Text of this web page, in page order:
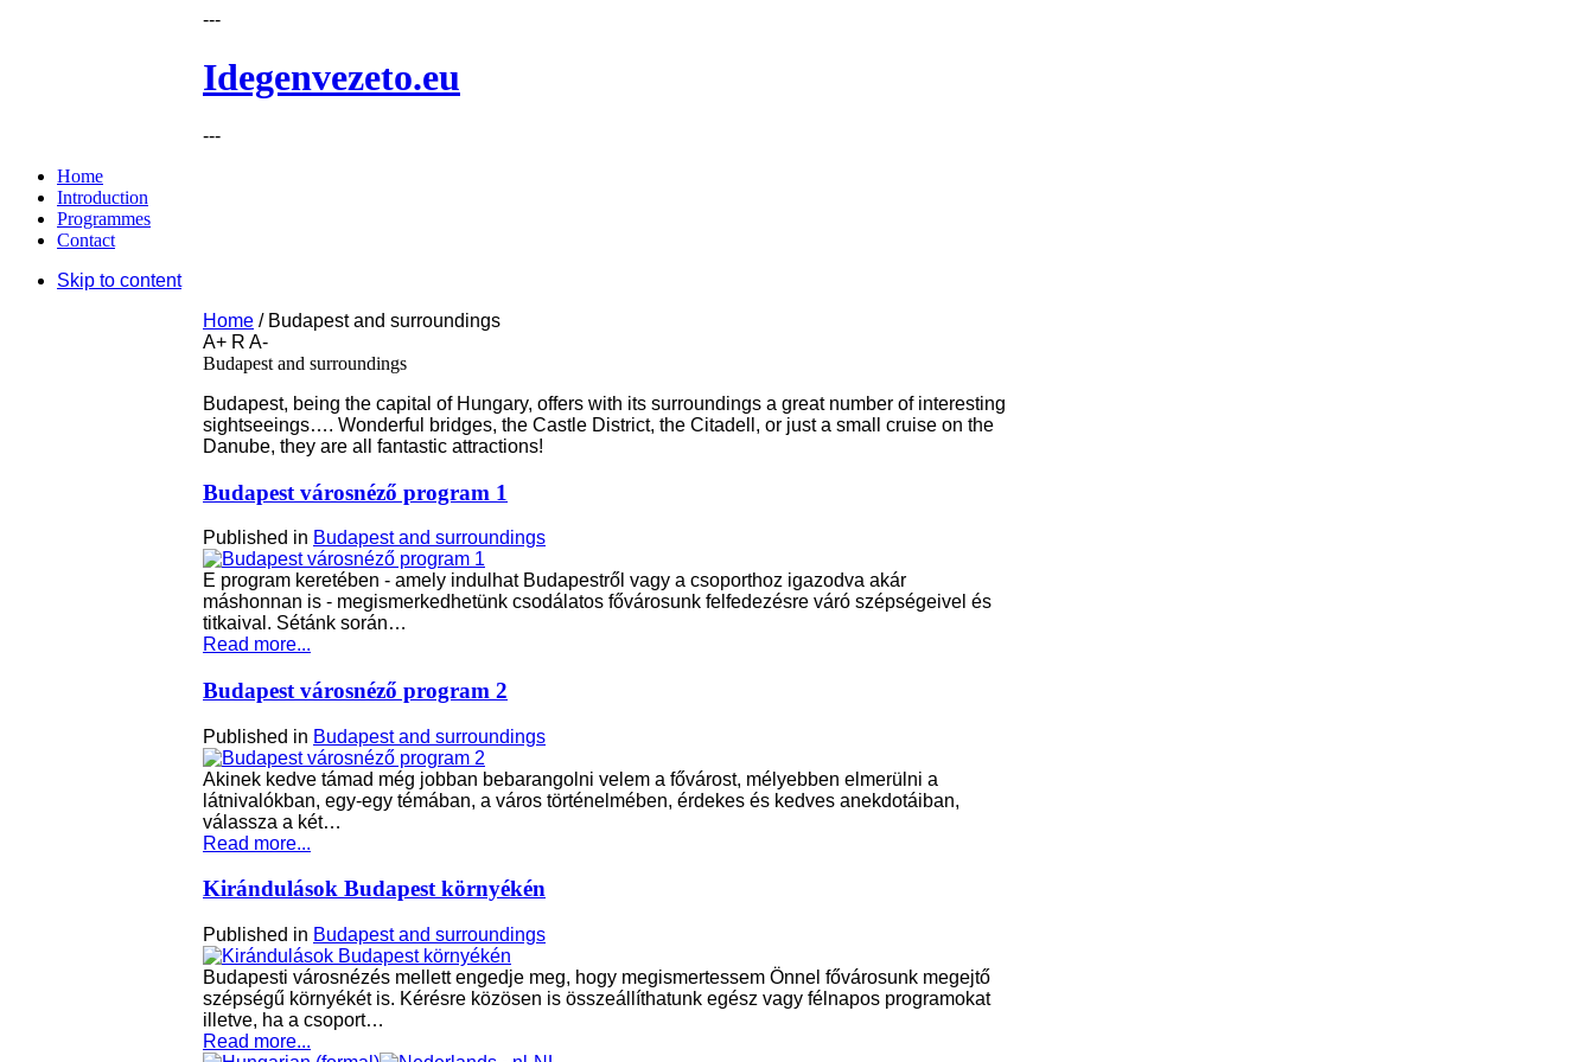
---
Idegenvezeto.eu
---
Home
Introduction
Programmes
Contact
Skip to content
Home / Budapest and surroundings
A+ R A-
Budapest and surroundings
Budapest, being the capital of Hungary, offers with its surroundings a great number of interesting
sightseeings…. Wonderful bridges, the Castle District, the Citadell, or just a small cruise on the
Danube, they are all fantastic attractions!
Budapest városnéző program 1
Published in Budapest and surroundings
E program keretében - amely indulhat Budapestről vagy a csoporthoz igazodva akár
máshonnan is - megismerkedhetünk csodálatos fővárosunk felfedezésre váró szépségeivel és
titkaival. Sétánk során…
Read more...
Budapest városnéző program 2
Published in Budapest and surroundings
Akinek kedve támad még jobban bebarangolni velem a fővárost, mélyebben elmerülni a
látnivalókban, egy-egy témában, a város történelmében, érdekes és kedves anekdotáiban,
válassza a két…
Read more...
Kirándulások Budapest környékén
Published in Budapest and surroundings
Budapesti városnézés mellett engedje meg, hogy megismertessem Önnel fővárosunk megejtő
szépségű környékét is. Kérésre közösen is összeállíthatunk egész vagy félnapos programokat
illetve, ha a csoport…
Read more...